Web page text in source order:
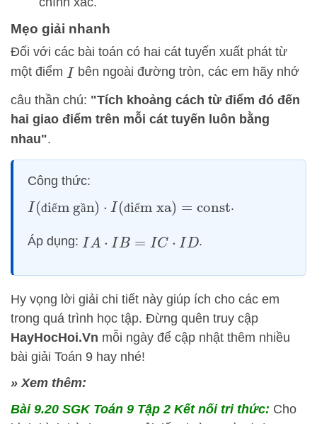
Mẹo giải nhanh
Đối với các bài toán có hai cát tuyến xuất phát từ
một điểm I bên ngoài đường tròn, các em hãy nhớ
câu thần chú: "Tích khoảng cách từ điểm đó đến
hai giao điểm trên mỗi cát tuyến luôn bằng
nhau".
Công thức:
đ ể ầ đ ể
I(điểm gần I(điểm xa) =const .
Áp dụng: IA⋅ IB=IC⋅I D .
Hy vọng lời giải chi tiết này giúp ích cho các em
trong quá trình học tập. Đừng quên truy cập
HayHocHoi.Vn mỗi ngày để cập nhật thêm nhiều
bài giải Toán 9 hay nhé!
» Xem thêm:
Bài 9.20 SGKToán 9 Tập 2 Kết nối tri thức: Cho